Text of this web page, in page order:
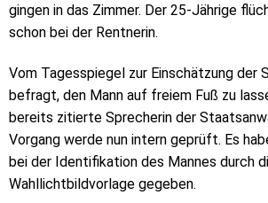
gingen in das Zimmer. Der 25-Jährige
schon bei der Rentnerin.
Vom Tagesspiegel zur Einschätzung der
befragt, den Mann auf freiem Fuß zu
bereits zitierte Sprecherin der
Vorgang werde nun intern geprüft. Es
bei der Identifikation des Mannes durch
Wahllichtbildvorlage gegeben.